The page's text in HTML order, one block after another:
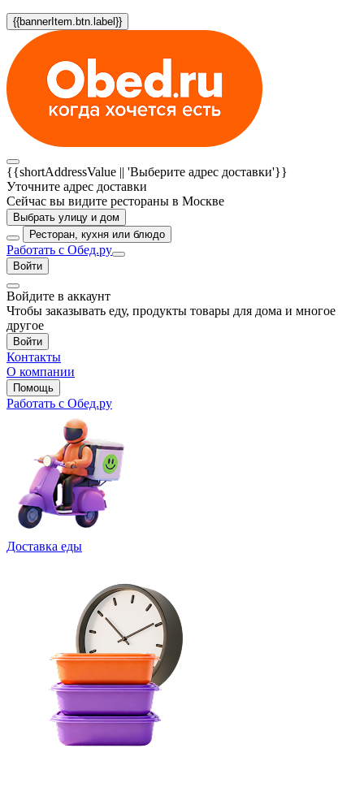
{{bannerItem.btn.label}}
{{shortAddressValue || 'Выберите адрес доставки'}}
Уточните адрес доставки
Сейчас вы видите рестораны в Москве
Выбрать улицу и дом
Ресторан, кухня или блюдо
Работать с Обед.ру
Войти
Войдите в аккаунт
Чтобы заказывать еду, продукты товары для дома и многое
другое
Войти
Контакты
О компании
Помощь
Работать с Обед.ру
Доставка еды